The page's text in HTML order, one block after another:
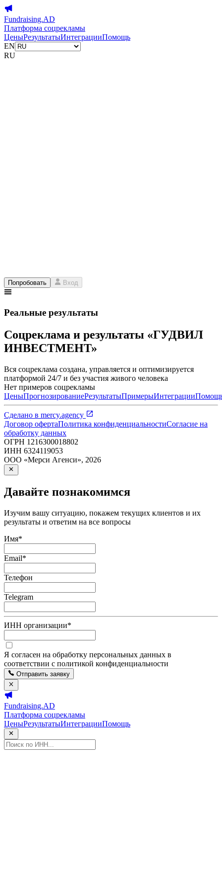
Fundraising.AD
Платформа соцрекламы
ЦеныРезультатыИнтеграцииПомощь
EN
RU
Попробовать Вход
Реальные результаты
Соцреклама и результаты «ГУДВИЛ
ИНВЕСТМЕНТ»
Вся соцреклама создана, управляется и оптимизируется
платформой 24/7 и без участия живого человека
Нет примеров соцрекламы
ЦеныПрогнозированиеРезультатыПримерыИнтеграции
Сделано в mercy.agency
Договор офертаПолитика конфиденциальностиСогласие на
обработку данных
ОГРН 1216300018802
ИНН 6324119053
ООО «Мерси Агенси», 2026
Давайте познакомимся
Изучим вашу ситуацию, покажем текущих клиентов и их
результаты и ответим на все вопросы
Имя*
Email*
Телефон
Telegram
ИНН организации*
Я согласен на обработку персональных данных в
соответствии с политикой конфиденциальности
Отправить заявку
Fundraising.AD
Платформа соцрекламы
ЦеныРезультатыИнтеграцииПомощь